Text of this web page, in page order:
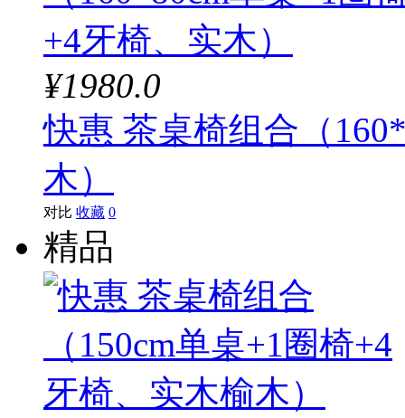
¥1980.0
快惠 茶桌椅组合（
木）
对比 收藏 0
精品